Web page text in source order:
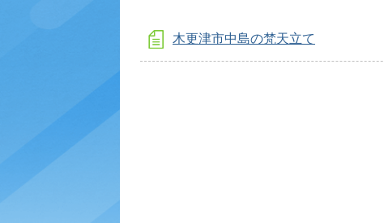
木更津市中島の梵天立て